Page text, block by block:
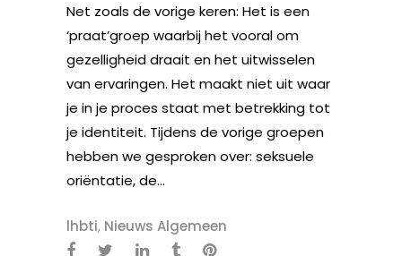
Net zoals de vorige keren: Het is een
‘praat’groep waarbij het vooral om
gezelligheid draait en het uitwisselen
van ervaringen. Het maakt niet uit waar
je in je proces staat met betrekking tot
je identiteit. Tijdens de vorige groepen
hebben we gesproken over: seksuele
oriëntatie, de...
lhbti, Nieuws Algemeen